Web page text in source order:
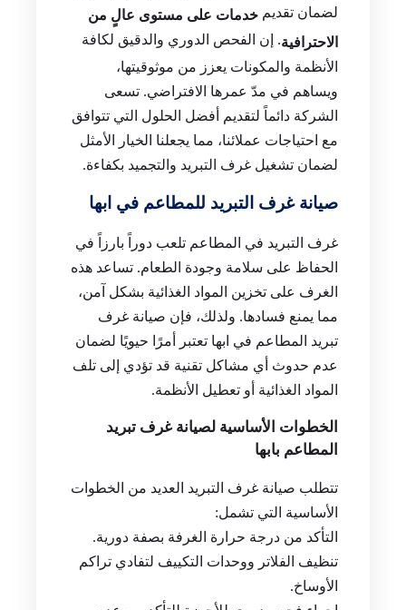
لضمان تقديم خدمات على مستوى عالٍ من
الاحترافية. إن الفحص الدوري والدقيق لكافة
الأنظمة والمكونات يعزز من موثوقيتها،
ويساهم في مدّ عمرها الافتراضي. تسعى
الشركة دائماً لتقديم أفضل الحلول التي تتوافق
مع احتياجات عملائنا، مما يجعلنا الخيار الأمثل
لضمان تشغيل غرف التبريد والتجميد بكفاءة.
صيانة غرف التبريد للمطاعم في ابها
غرف التبريد في المطاعم تلعب دوراً بارزاً في
الحفاظ على سلامة وجودة الطعام. تساعد هذه
الغرف على تخزين المواد الغذائية بشكل آمن،
مما يمنع فسادها. ولذلك، فإن صيانة غرف
تبريد المطاعم في ابها تعتبر أمرًا حيويًا لضمان
عدم حدوث أي مشاكل تقنية قد تؤدي إلى تلف
المواد الغذائية أو تعطيل الأنظمة.
الخطوات الأساسية لصيانة غرف تبريد
المطاعم بابها
تتطلب صيانة غرف التبريد العديد من الخطوات
الأساسية التي تشمل:
التأكد من درجة حرارة الغرفة بصفة دورية.
تنظيف الفلاتر ووحدات التكييف لتفادي تراكم
الأوساخ.